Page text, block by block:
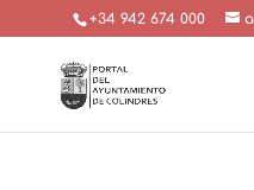
+34 942 674 000